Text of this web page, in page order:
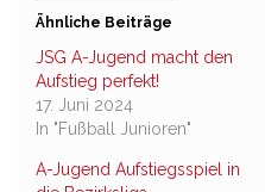
Ähnliche Beiträge
JSG A-Jugend macht den
Aufstieg perfekt!
17. Juni 2024
In "Fußball Junioren"
A-Jugend Aufstiegsspiel in